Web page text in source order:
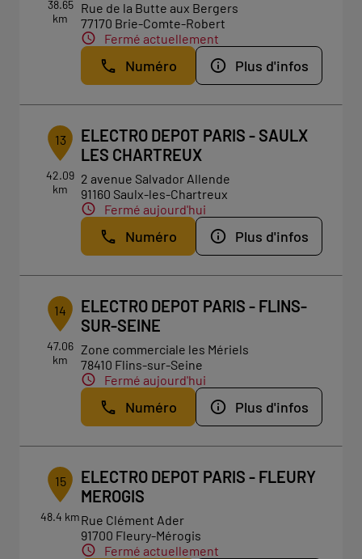
38.65
km
Rue de la Butte aux Bergers
77170 Brie-Comte-Robert
Fermé actuellement
Numéro Plus d'infos
13
42.09
km
ELECTRO DEPOT PARIS - SAULX
LES CHARTREUX
2 avenue Salvador Allende
91160 Saulx-les-Chartreux
Fermé aujourd'hui
Numéro Plus d'infos
14
47.06
km
ELECTRO DEPOT PARIS - FLINS-
SUR-SEINE
Zone commerciale les Mériels
78410 Flins-sur-Seine
Fermé aujourd'hui
Numéro Plus d'infos
15
48.4 km
ELECTRO DEPOT PARIS - FLEURY
MEROGIS
Rue Clément Ader
91700 Fleury-Mérogis
Fermé actuellement